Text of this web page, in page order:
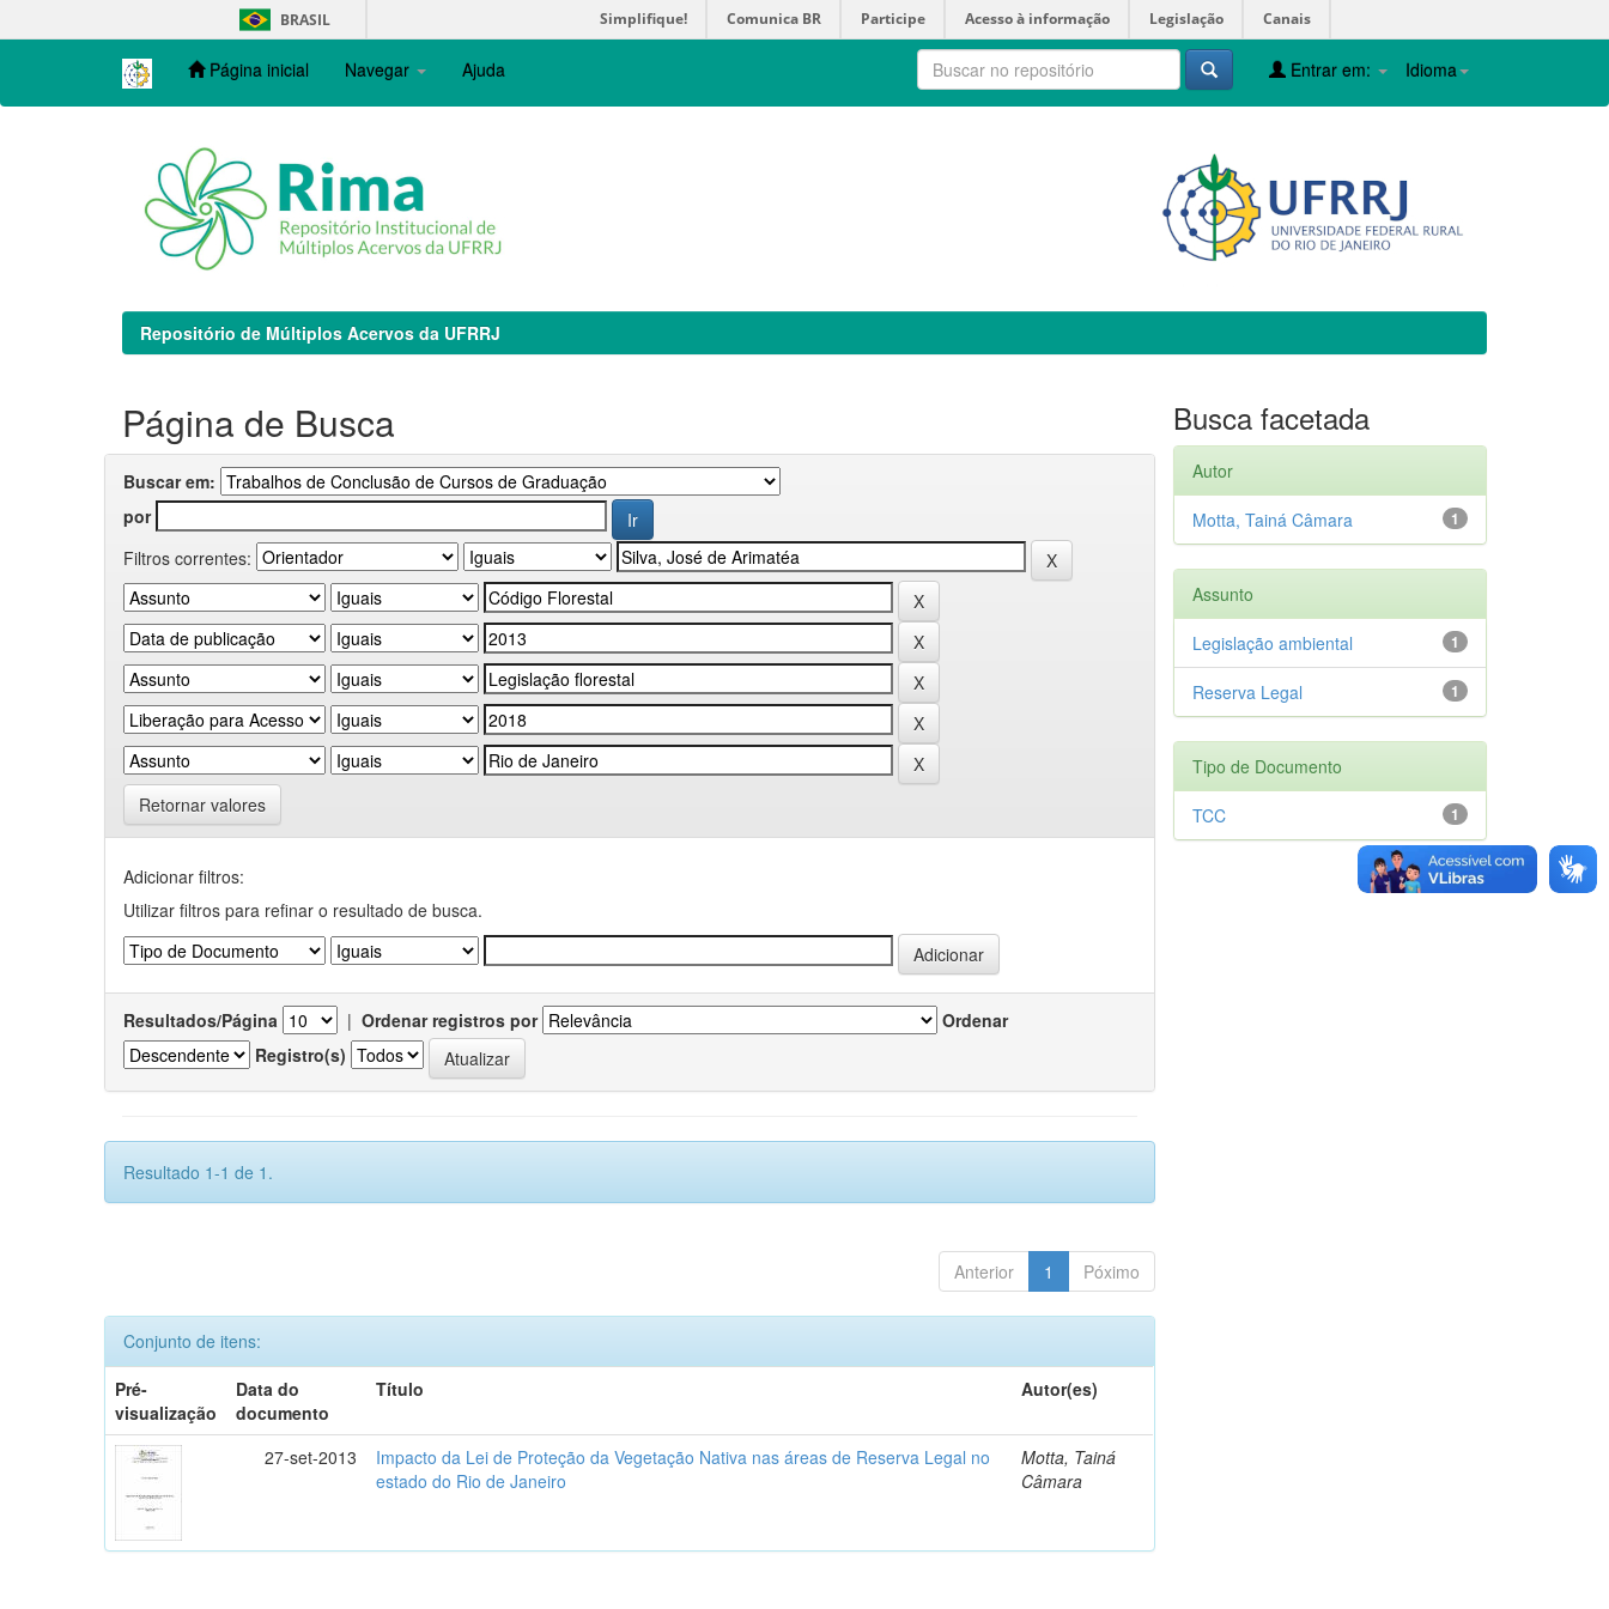
navigation
BRASIL Simplifique! Comunica BR Participe Acesso à informação Legislação Canais
Página inicial Navegar Ajuda Idioma
Entrar em:
Repositório de Múltiplos Acervos da UFRRJ
Página de Busca
Buscar em:
por
Filtros correntes:
Retornar valores
Adicionar filtros:
Utilizar filtros para refinar o resultado de busca.
Resultados/Página | Ordenar registros por
Ordenar
Registro(s)
Resultado 1-1 de 1.
Anterior 1 Póximo
Conjunto de itens:
Pré-
visualização
Data do
documento
Título Autor(es)
27-set-2013
Impacto da Lei de Proteção da Vegetação Nativa nas áreas de Reserva Legal no
estado do Rio de Janeiro
Motta, Tainá
Câmara
Busca facetada
Autor
1
Motta, Tainá Câmara
Assunto
1
Legislação ambiental
1
Reserva Legal
Tipo de Documento
1
TCC